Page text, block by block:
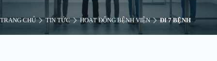
HIẾM SUÝT PHÙ NÃO TỬ
VONG
TRANG CHỦ TIN TỨC HOẠT ĐỘNG BỆNH VIỆN ĐI 7 BỆNH VIỆN,